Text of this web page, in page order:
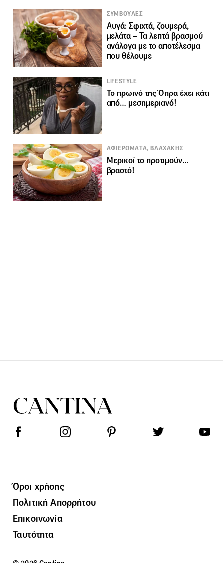
ΣΥΜΒΟΥΛΕΣ
Αυγά: Σφιχτά, ζουμερά,
μελάτα – Τα λεπτά βρασμού
ανάλογα με το αποτέλεσμα
που θέλουμε
LIFESTYLE
Το πρωινό της Όπρα έχει κάτι
από… μεσημεριανό!
ΑΦΙΕΡΩΜΑΤΑ, ΒΛΑΧΑΚΗΣ
Μερικοί το προτιμούν…
βραστό!
Όροι χρήσης
Πολιτική Απορρήτου
Επικοινωνία
Ταυτότητα